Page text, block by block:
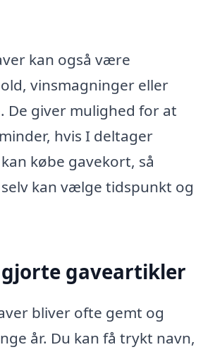
kan også være
vinsmagninger eller
De giver mulighed for at
hvis I deltager
købe gavekort, så
kan vælge tidspunkt og
gaveartikler
bliver ofte gemt og
år. Du kan få trykt navn,